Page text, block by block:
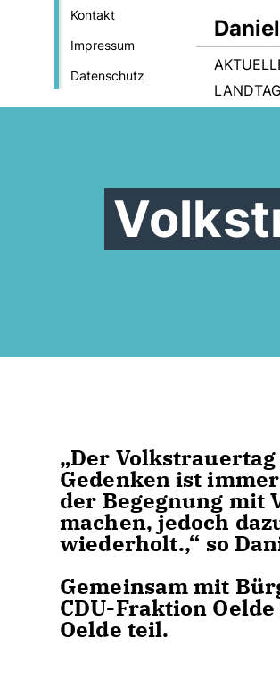
Kontakt
Impressum
Datenschutz
Der Volkstrauertag
Gedenken ist
der Begegnung mit
machen, jedoch
wiederholt.,“ so
Gemeinsam mit
CDU-Fraktion
Oelde teil.